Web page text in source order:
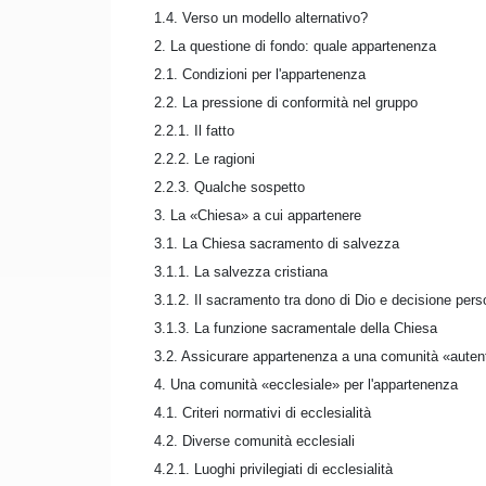
1.4. Verso un modello alternativo?
2. La questione di fondo: quale appartenenza
2.1. Condizioni per l'appartenenza
2.2. La pressione di conformità nel gruppo
2.2.1. Il fatto
2.2.2. Le ragioni
2.2.3. Qualche sospetto
3. La «Chiesa» a cui appartenere
3.1. La Chiesa sacramento di salvezza
3.1.1. La salvezza cristiana
3.1.2. Il sacramento tra dono di Dio e decisione
3.1.3. La funzione sacramentale della Chiesa
3.2. Assicurare appartenenza a una comunità
4. Una comunità «ecclesiale» per l'appartenenza
4.1. Criteri normativi di ecclesialità
4.2. Diverse comunità ecclesiali
4.2.1. Luoghi privilegiati di ecclesialità